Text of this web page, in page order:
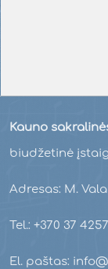
Kauno
biudžetinė
Adresas: M.
Tel.: +370 37
El. paštas: